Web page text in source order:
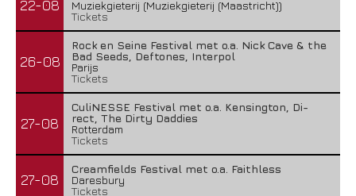
22-08
Muziekgieterij (Muziekgieterij (Maastricht))
Tickets
26-08
Rock en Seine Festival met o.a. Nick Cave & the
Bad Seeds, Deftones, Interpol
Parijs
Tickets
27-08
CuliNESSE Festival met o.a. Kensington, Di-
rect, The Dirty Daddies
Rotterdam
Tickets
27-08
Creamfields Festival met o.a. Faithless
Daresbury
Tickets